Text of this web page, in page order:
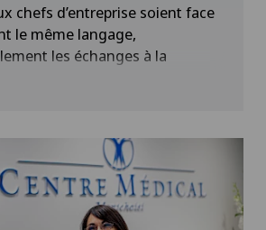
chefs d’entreprise soient face
le même langage,
les échanges à la
organisations comme les
où les hiérarchies à
dialogue.